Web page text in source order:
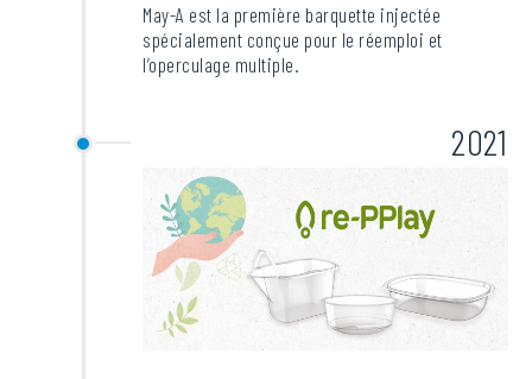
May-A est la première barquette injectée
spécialement conçue pour le réemploi et
l’operculage multiple.
2021